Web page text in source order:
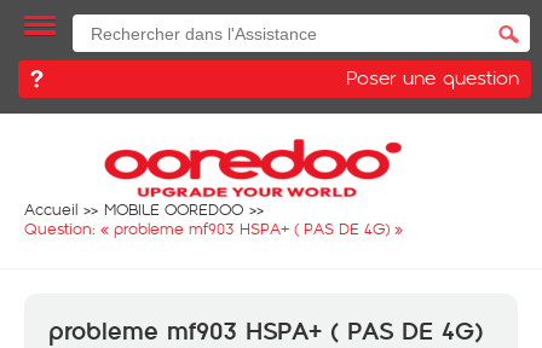
Poser une question
Accueil
MOBILE OOREDOO
Question: « probleme mf903 HSPA+ ( PAS DE 4G) »
probleme mf903 HSPA+ ( PAS DE 4G)